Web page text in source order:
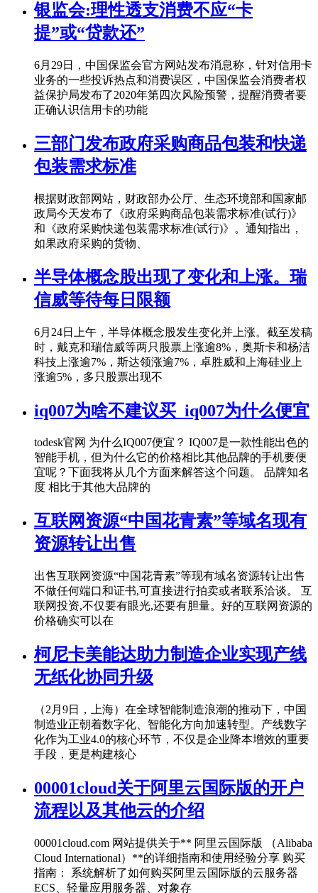
银监会:理性透支消费不应“卡
提”或“贷款还”
6月29日，中国保监会官方网站发布消息称，针对信用卡
业务的一些投诉热点和消费误区，中国保监会消费者权
益保护局发布了2020年第四次风险预警，提醒消费者要
正确认识信用卡的功能
三部门发布政府采购商品包装和快递
包装需求标准
根据财政部网站，财政部办公厅、生态环境部和国家邮
政局今天发布了《政府采购商品包装需求标准(试行)》
和《政府采购快递包装需求标准(试行)》。通知指出，
如果政府采购的货物、
半导体概念股出现了变化和上涨。瑞
信威等待每日限额
6月24日上午，半导体概念股发生变化并上涨。截至发稿
时，戴克和瑞信威等两只股票上涨逾8%，奥斯卡和杨洁
科技上涨逾7%，斯达领涨逾7%，卓胜威和上海硅业上
涨逾5%，多只股票出现不
iq007为啥不建议买_iq007为什么便宜
todesk官网 为什么IQ007便宜？ IQ007是一款性能出色的
智能手机，但为什么它的价格相比其他品牌的手机要便
宜呢？下面我将从几个方面来解答这个问题。 品牌知名
度 相比于其他大品牌的
互联网资源“中国花青素”等域名现有
资源转让出售
出售互联网资源“中国花青素”等现有域名资源转让出售
不做任何端口和证书,可直接进行拍卖或者联系洽谈。 互
联网投资,不仅要有眼光,还要有胆量。好的互联网资源的
价格确实可以在
柯尼卡美能达助力制造企业实现产线
无纸化协同升级
（2月9日，上海）在全球智能制造浪潮的推动下，中国
制造业正朝着数字化、智能化方向加速转型。产线数字
化作为工业4.0的核心环节，不仅是企业降本增效的重要
手段，更是构建核心
00001cloud关于阿里云国际版的开户
流程以及其他云的介绍
00001cloud.com 网站提供关于** 阿里云国际版 （Alibaba
Cloud International）**的详细指南和使用经验分享 购买
指南： 系统解析了如何购买阿里云国际版的云服务器
ECS、轻量应用服务器、对象存